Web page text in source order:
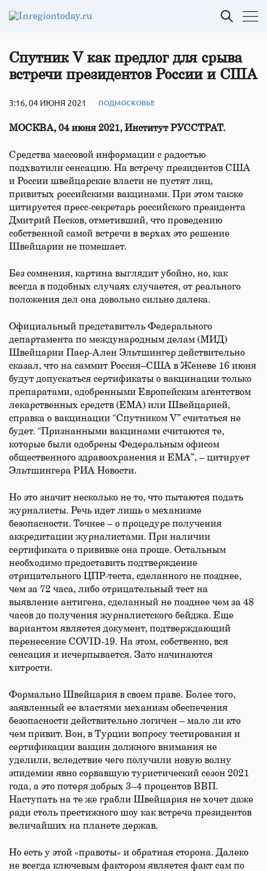
Спутник V как предлог для срыва
встречи президентов России и США
3:16, 04 ИЮНЯ 2021 ПОДМОСКОВЬЕ
МОСКВА, 04 июня 2021, Институт РУССТРАТ.
Средства массовой информации с радостью
подхватили сенсацию. На встречу президентов США
и России швейцарские власти не пустят лиц,
привитых российскими вакцинами. При этом также
цитируется пресс-секретарь российского президента
Дмитрий Песков, отметивший, что проведению
собственной самой встречи в верхах это решение
Швейцарии не помешает.
Без сомнения, картина выглядит убойно, но, как
всегда в подобных случаях случается, от реального
положения дел она довольно сильно далека.
Официальный представитель Федерального
департамента по международным делам (МИД)
Швейцарии Паер-Ален Эльтшингер действительно
сказал, что на саммит Россия–США в Женеве 16 июня
будут допускаться сертификаты о вакцинации только
препаратами, одобренными Европейским агентством
лекарственных средств (ЕМА) или Швейцарией,
справка о вакцинации “Спутником V” считаться не
будет. “Признанными вакцинами считаются те,
которые были одобрены Федеральным офисом
общественного здравоохранения и ЕМА”, – цитирует
Эльтшингера РИА Новости.
Но это значит несколько не то, что пытаются подать
журналисты. Речь идет лишь о механизме
безопасности. Точнее – о процедуре получения
аккредитации журналистами. При наличии
сертификата о прививке она проще. Остальным
необходимо предоставить подтверждение
отрицательного ЦПР-теста, сделанного не позднее,
чем за 72 часа, либо отрицательный тест на
выявление антигена, сделанный не позднее чем за 48
часов до получения журналистского бейджа. Еще
вариантом является документ, подтверждающий
перенесение COVID-19. На этом, собственно, вся
сенсация и исчерпывается. Зато начинаются
хитрости.
Формально Швейцария в своем праве. Более того,
заявленный ее властями механизм обеспечения
безопасности действительно логичен – мало ли кто
чем привит. Вон, в Турции вопросу тестирования и
сертификации вакцин должного внимания не
уделили, вследствие чего получили новую волну
эпидемии явно сорвавшую туристический сезон 2021
года, а это потеря добрых 3–4 процентов ВВП.
Наступать на те же грабли Швейцария не хочет даже
ради столь престижного шоу как встреча президентов
величайших на планете держав.
Но есть у этой «правоты» и обратная сторона. Далеко
не всегда ключевым фактором является факт сам по